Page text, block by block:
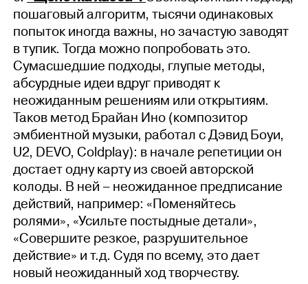
пошаговый алгоритм, тысячи одинаковых
попыток иногда важны, но зачастую заводят
в тупик. Тогда можно попробовать это.
Сумасшедшие подходы, глупые методы,
абсурдные идеи вдруг приводят к
неожиданным решениям или открытиям.
Таков метод Брайан Ино (композитор
эмбиентной музыки, работал с Дэвид Боуи,
U2, DEVO, Coldplay): в начале репетиции он
достает одну карту из своей авторской
колоды. В ней – неожиданное предписание
действий, например: «Поменяйтесь
ролями», «Усильте постыдные детали»,
«Совершите резкое, разрушительное
действие» и т.д. Судя по всему, это дает
новый неожиданный ход творчеству.